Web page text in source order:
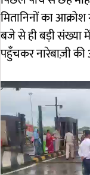
मितानिनों का
बजे से ही बड़ी संख्या में
पहुँचकर नारेबाज़ी की